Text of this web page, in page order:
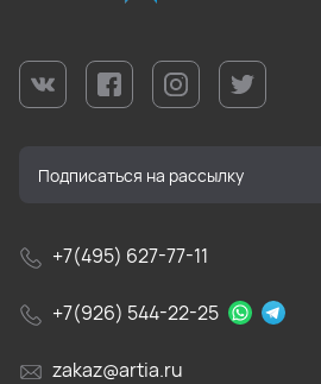
+7(495) 627-77-11
+7(926) 544-22-25
zakaz@artia.ru